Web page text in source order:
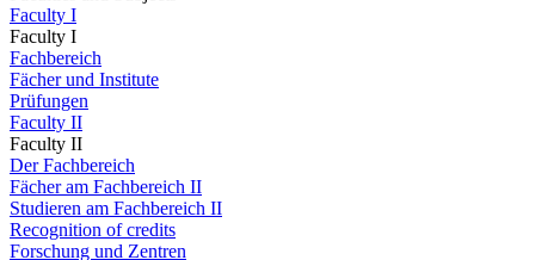
Faculty I
Faculty I
Fachbereich
Fächer und Institute
Prüfungen
Faculty II
Faculty II
Der Fachbereich
Fächer am Fachbereich II
Studieren am Fachbereich II
Recognition of credits
Forschung und Zentren